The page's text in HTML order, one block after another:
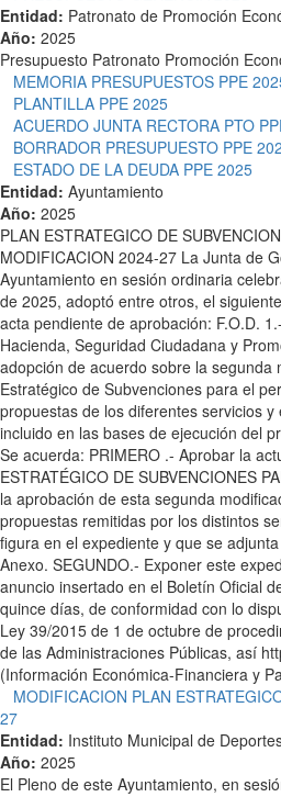
Entidad: Patronato de Promoción
Año: 2025
Presupuesto Patronato Promoción
MEMORIA PRESUPUESTOS PPE
PLANTILLA PPE 2025
ACUERDO JUNTA RECTORA PTO
BORRADOR PRESUPUESTO PPE
ESTADO DE LA DEUDA PPE 2025
Entidad: Ayuntamiento
Año: 2025
PLAN ESTRATEGICO DE
MODIFICACION 2024-27 La Junta de
Ayuntamiento en sesión ordinaria
de 2025, adoptó entre otros, el
acta pendiente de aprobación: F.O.D.
Hacienda, Seguridad Ciudadana y
adopción de acuerdo sobre la segunda
Estratégico de Subvenciones para el
propuestas de los diferentes servicios
incluido en las bases de ejecución del
Se acuerda: PRIMERO .- Aprobar la
ESTRATÉGICO DE SUBVENCIONES
la aprobación de esta segunda
propuestas remitidas por los distintos
figura en el expediente y que se
Anexo. SEGUNDO.- Exponer este
anuncio insertado en el Boletín Oficial
quince días, de conformidad con lo
Ley 39/2015 de 1 de octubre de
de las Administraciones Públicas, así
(Información Económica-Financiera y
MODIFICACION PLAN
27
Entidad: Instituto Municipal de
Año: 2025
El Pleno de este Ayuntamiento, en